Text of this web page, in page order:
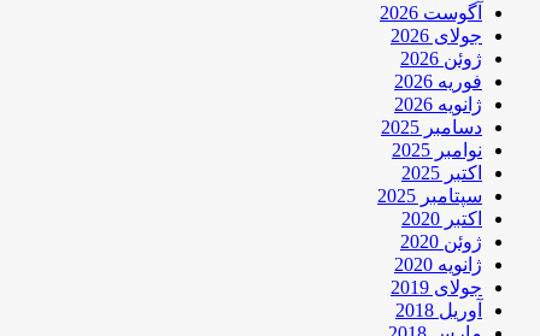
آگوست 2026
جولای 2026
ژوئن 2026
فوریه 2026
ژانویه 2026
دسامبر 2025
نوامبر 2025
اکتبر 2025
سپتامبر 2025
اکتبر 2020
ژوئن 2020
ژانویه 2020
جولای 2019
آوریل 2018